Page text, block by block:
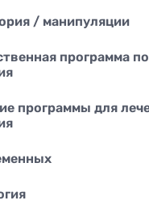
/ манипуляции
программа
программы для